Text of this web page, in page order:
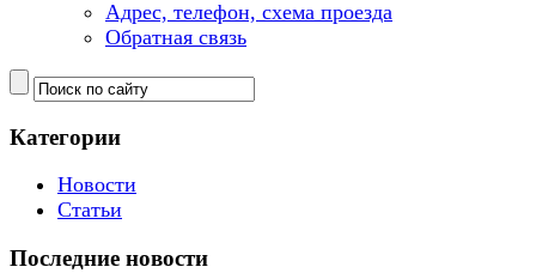
Адрес, телефон, схема проезда
Обратная связь
Категории
Новости
Статьи
Последние новости